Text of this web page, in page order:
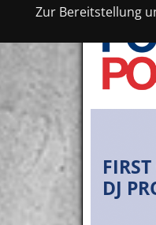
Zur Bereitstellung
DJ